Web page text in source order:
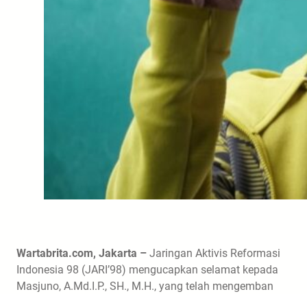
Wartabrita.com, Jakarta – Jaringan Aktivis Reformasi
Indonesia 98 (JARI’98) mengucapkan selamat kepada
Masjuno, A.Md.I.P., SH., M.H., yang telah mengemban